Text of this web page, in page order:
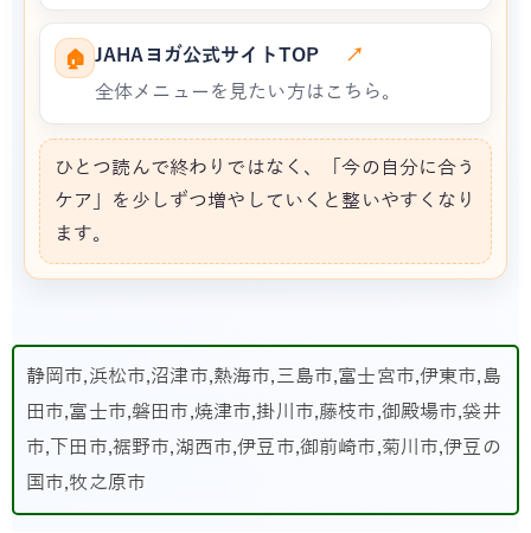
🏠 JAHAヨガ公式サイトTOP
↗
全体メニューを見たい方はこちら。
ひとつ読んで終わりではなく、「今の自分に合う
ケア」を少しずつ増やしていくと整いやすくなり
ます。
静岡市,浜松市,沼津市,熱海市,三島市,富士宮市,伊東市,島
田市,富士市,磐田市,焼津市,掛川市,藤枝市,御殿場市,袋井
市,下田市,裾野市,湖西市,伊豆市,御前崎市,菊川市,伊豆の
国市,牧之原市